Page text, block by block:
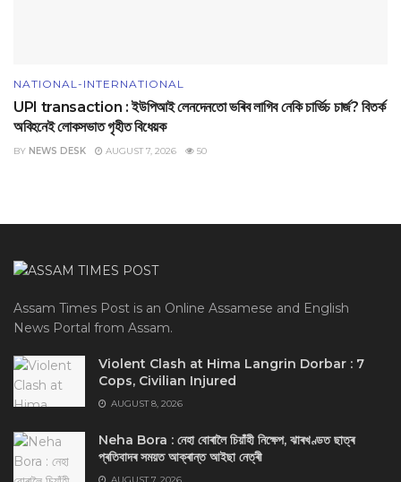
NATIONAL-INTERNATIONAL
UPI transaction : ইউপিআই লেনদেনতো ভৰিব লাগিব নেকি চাৰ্ভিচ চাৰ্জ? বিতৰ্ক
অবিহনেই লোকসভাত গৃহীত বিধেয়ক
BY NEWS DESK AUGUST 7, 2026 50
Assam Times Post is an Online Assamese and English
News Portal from Assam.
Violent Clash at Hima Langrin Dorbar : 7
Cops, Civilian Injured
AUGUST 8, 2026
Neha Bora : নেহা বোৰালৈ চিয়াঁহী নিক্ষেপ, ঝাৰখণ্ডত ছাত্ৰ
প্ৰতিবাদৰ সময়ত আক্ৰান্ত আইছা নেত্ৰী